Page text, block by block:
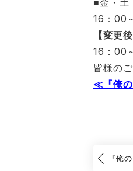
■金・土
16：00
【変更後
16：00
皆様の
≪『俺の
『俺